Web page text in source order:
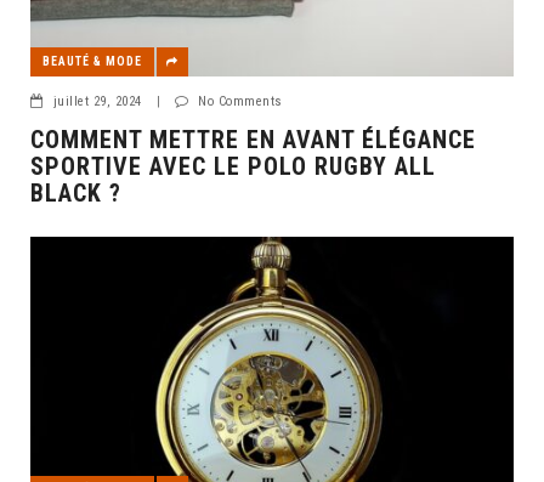
BEAUTÉ & MODE
juillet 29, 2024 No Comments
COMMENT METTRE EN AVANT ÉLÉGANCE
SPORTIVE AVEC LE POLO RUGBY ALL
BLACK ?